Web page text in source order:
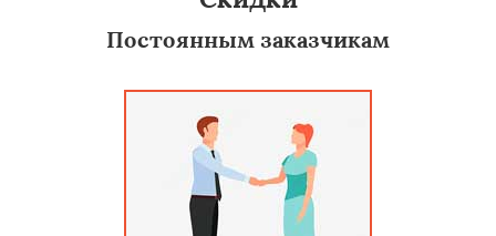
Постоянным заказчикам